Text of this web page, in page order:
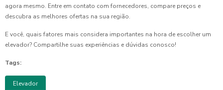
agora mesmo. Entre em contato com fornecedores, compare preços e
descubra as melhores ofertas na sua região.
E você, quais fatores mais considera importantes na hora de escolher um
elevador? Compartilhe suas experiências e dúvidas conosco!
Tags:
Elevador